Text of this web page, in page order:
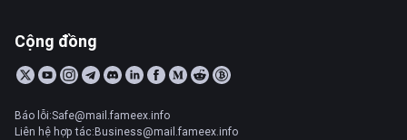
Cộng đồng
Báo lỗi:Safe@mail.fameex.info
Liên hệ hợp tác:Business@mail.fameex.info